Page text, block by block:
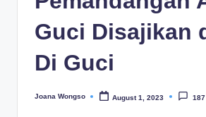
Guci Disajikan
Di Guci
Posted
Joana Wongso August 1, 2023 187